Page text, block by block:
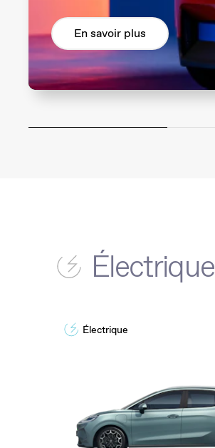
En savoir plus
Électrique
Électrique